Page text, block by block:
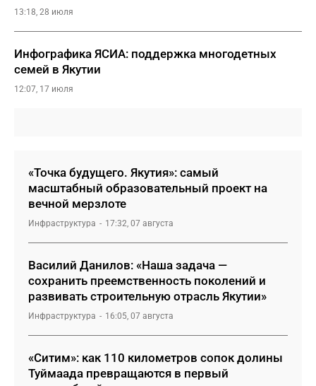
13:18, 28 июля
Инфографика ЯСИА: поддержка многодетных
семей в Якутии
12:07, 17 июля
«Точка будущего. Якутия»: самый
масштабный образовательный проект на
вечной мерзлоте
Инфраструктура 17:32, 07 августа
Василий Данилов: «Наша задача —
сохранить преемственность поколений и
развивать строительную отрасль Якутии»
Инфраструктура 16:05, 07 августа
«Ситим»: как 110 километров сопок долины
Туймаада превращаются в первый